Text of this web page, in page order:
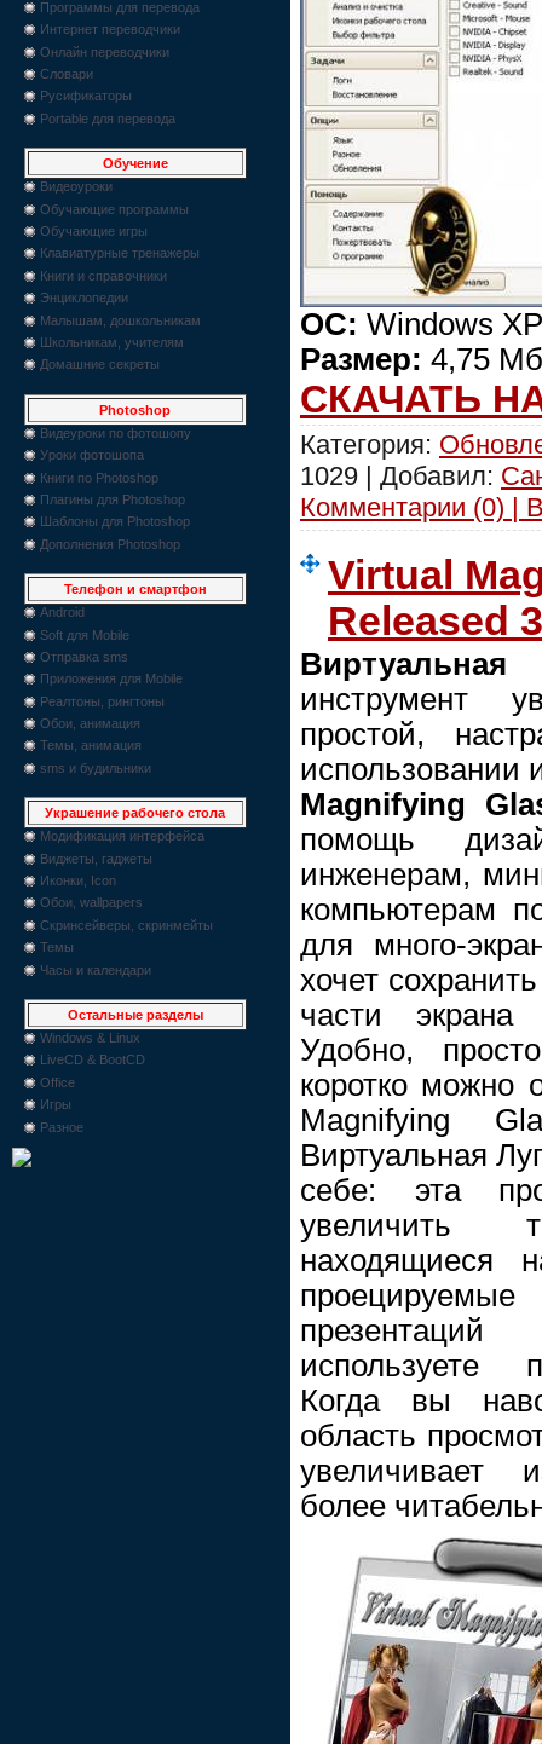
Программы для перевода
Интернет переводчики
Онлайн переводчики
Словари
Русификаторы
Portable для перевода
Обучение
Видеоуроки
Обучающие программы
Обучающие игры
Клавиатурные тренажеры
Книги и справочники
Энциклопедии
Малышам, дошкольникам
Школьникам, учителям
Домашние секреты
Photoshop
Видеуроки по фотошопу
Уроки фотошопа
Книги по Photoshop
Плагины для Photoshop
Шаблоны для Photoshop
Дополнения Photoshop
Телефон и смартфон
Android
Soft для Mobile
Отправка sms
Приложения для Mobile
Реалтоны, рингтоны
Обои, анимация
Темы, анимация
sms и будильники
Украшение рабочего стола
Модификация интерфейса
Виджеты, гаджеты
Иконки, Icon
Обои, wallpapers
Скринсейверы, скринмейты
Темы
Часы и календари
Остальные разделы
Windows & Linux
LiveCD & BootCD
Office
Игры
Разное
ОС: Windows
Размер: 4,75 Мб
СКАЧАТЬ
Категория:
1029 | Добавил:
Комментарии (0) |
Virtual
Released
инструмент
простой,
использовании
Magnifying
помощь
инженерам,
компьютерам
для много-
хочет
части
Удобно,
коротко можно
Magnifying
Виртуальная
себе: эта
увеличить
находящиеся
используете
Когда вы
область
увеличивает
более